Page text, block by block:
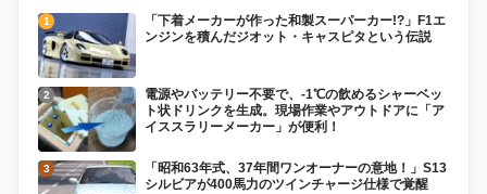
「下着メーカーが作った和製スーパーカー!?」F1エ
ンジンを積んだジオット・キャスピタという伝説
電源やバッテリー不要で、-1℃の飲めるシャーベッ
ト状ドリンクを生成。現場作業やアウトドアに「ア
イススラリーメーカー」が便利！
「昭和63年式、37年間ワンオーナーの意地！」S13
シルビアが400馬力のツインチャージ仕様で覚醒